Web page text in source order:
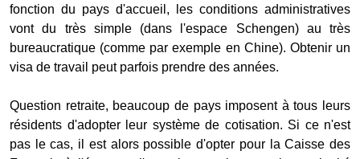
fonction du pays d'accueil, les conditions administratives
vont du très simple (dans l'espace Schengen) au très
bureaucratique (comme par exemple en Chine). Obtenir un
visa de travail peut parfois prendre des années.
Question retraite, beaucoup de pays imposent à tous leurs
résidents d'adopter leur système de cotisation. Si ce n'est
pas le cas, il est alors possible d'opter pour la Caisse des